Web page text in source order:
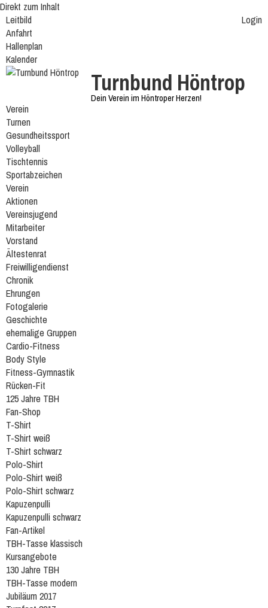
Direkt zum Inhalt
Login
Leitbild
Anfahrt
Hallenplan
Kalender
Turnbund Höntrop
Dein Verein im Höntroper Herzen!
Verein
Turnen
Gesundheitssport
Volleyball
Tischtennis
Sportabzeichen
Verein
Aktionen
Vereinsjugend
Mitarbeiter
Vorstand
Ältestenrat
Freiwilligendienst
Chronik
Ehrungen
Fotogalerie
Geschichte
ehemalige Gruppen
Cardio-Fitness
Body Style
Fitness-Gymnastik
Rücken-Fit
125 Jahre TBH
Fan-Shop
T-Shirt
T-Shirt weiß
T-Shirt schwarz
Polo-Shirt
Polo-Shirt weiß
Polo-Shirt schwarz
Kapuzenpulli
Kapuzenpulli schwarz
Fan-Artikel
TBH-Tasse klassisch
Kursangebote
130 Jahre TBH
TBH-Tasse modern
Jubiläum 2017